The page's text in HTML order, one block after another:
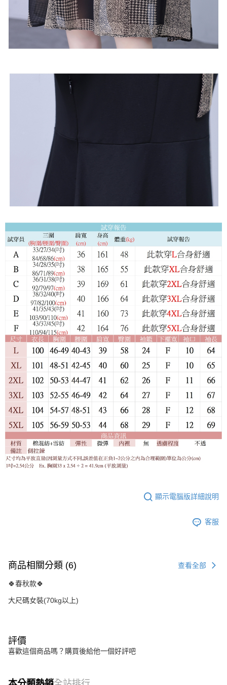
顯示電腦版詳細說明
客服
商品相關分類 (6) 查看全部
🍀春秋款🍀
大尺碼女裝(70kg以上)
評價
喜歡這個商品嗎？購買後給他一個好評吧